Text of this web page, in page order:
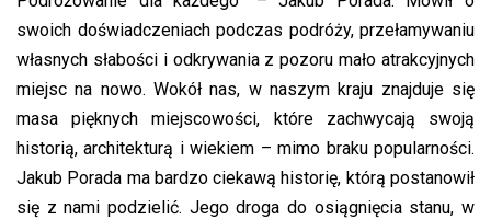
swoich doświadczeniach podczas podróży, przełamywaniu
własnych słabości i odkrywania z pozoru mało atrakcyjnych
miejsc na nowo. Wokół nas, w naszym kraju znajduje się
masa pięknych miejscowości, które zachwycają swoją
historią, architekturą i wiekiem – mimo braku popularności.
Jakub Porada ma bardzo ciekawą historię, którą postanowił
się z nami podzielić. Jego droga do osiągnięcia stanu, w